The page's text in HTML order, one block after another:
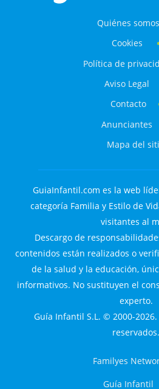
Quiénes somos
Cookies
Política de
Aviso Legal
Contacto
Anunciantes
Mapa del
GuiaInfantil.com es la web
categoría Familia y Estilo de
visitantes al
Descargo de
contenidos están realizados o
de la salud y la educación,
informativos. No sustituyen el
experto.
Guía Infantil S.L. © 2000-
reservados.
Familyes
Guía Infantil